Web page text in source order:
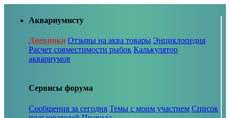
Аквариумисту
Дневники Отзывы на аква товары Энциклопедия
Расчет совместимости рыбок Калькулятор
аквариумов
Сервисы форума
Сообщения за сегодня Темы с моим участием Список